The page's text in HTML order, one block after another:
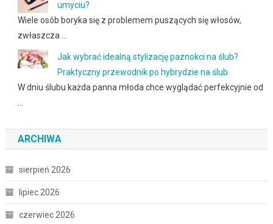
umyciu?
Wiele osób boryka się z problemem puszących się włosów,
zwłaszcza …
Jak wybrać idealną stylizację paznokci na ślub?
Praktyczny przewodnik po hybrydzie na ślub
W dniu ślubu każda panna młoda chce wyglądać perfekcyjnie od
ARCHIWA
sierpień 2026
lipiec 2026
czerwiec 2026